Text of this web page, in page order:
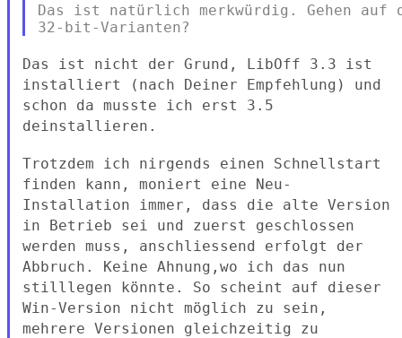
Das ist natürlich merkwürdig. Gehen auf
Das ist nicht der Grund, LibOff 3.3 ist
installiert (nach Deiner Empfehlung) und
schon da musste ich erst 3.5
deinstallieren.
Trotzdem ich nirgends einen Schnellstart
finden kann, moniert eine Neu-
Installation immer, dass die alte Version
in Betrieb sei und zuerst geschlossen
werden muss, anschliessend erfolgt der
Abbruch. Keine Ahnung,wo ich das nun
stilllegen könnte. So scheint auf dieser
Win-Version nicht möglich zu sein,
mehrere Versionen gleichzeitig zu